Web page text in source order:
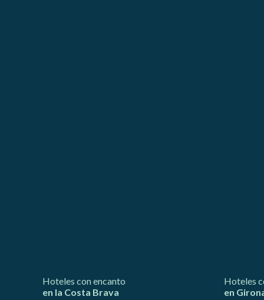
Hoteles con encanto
en la Costa Brava
Hoteles
en